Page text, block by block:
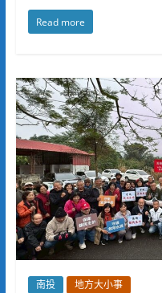
Read more
南投 地方大小事